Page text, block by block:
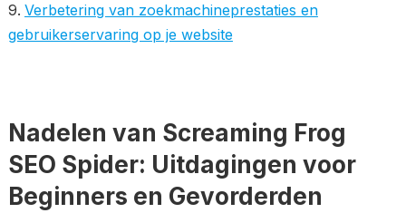
Verbetering van zoekmachineprestaties en
gebruikerservaring op je website
Nadelen van Screaming Frog
SEO Spider: Uitdagingen voor
Beginners en Gevorderden